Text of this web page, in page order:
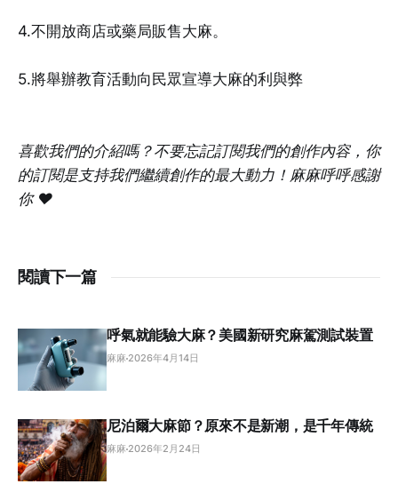
4.不開放商店或藥局販售大麻。
5.將舉辦教育活動向民眾宣導大麻的利與弊
喜歡我們的介紹嗎？不要忘記訂閱我們的創作內容，你
的訂閱是支持我們繼續創作的最大動力！麻麻呼呼感謝
你 ❤️
閱讀下一篇
呼氣就能驗大麻？美國新研究麻駕測試裝置
麻麻 2026年4月14日
尼泊爾大麻節？原來不是新潮，是千年傳統
麻麻 2026年2月24日